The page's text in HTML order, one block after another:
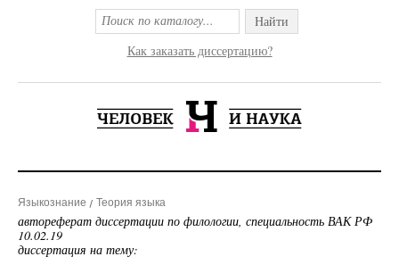
Найти
Как заказать диссертацию?
Языкознание Теория языка
автореферат диссертации по филологии, специальность ВАК РФ
10.02.19
диссертация на тему: